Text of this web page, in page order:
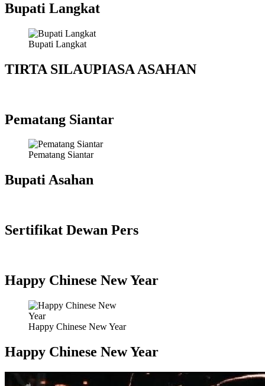
Bupati Langkat
Bupati Langkat
TIRTA SILAUPIASA ASAHAN
Pematang Siantar
Pematang Siantar
Bupati Asahan
Sertifikat Dewan Pers
Happy Chinese New Year
Happy Chinese New Year
Happy Chinese New Year